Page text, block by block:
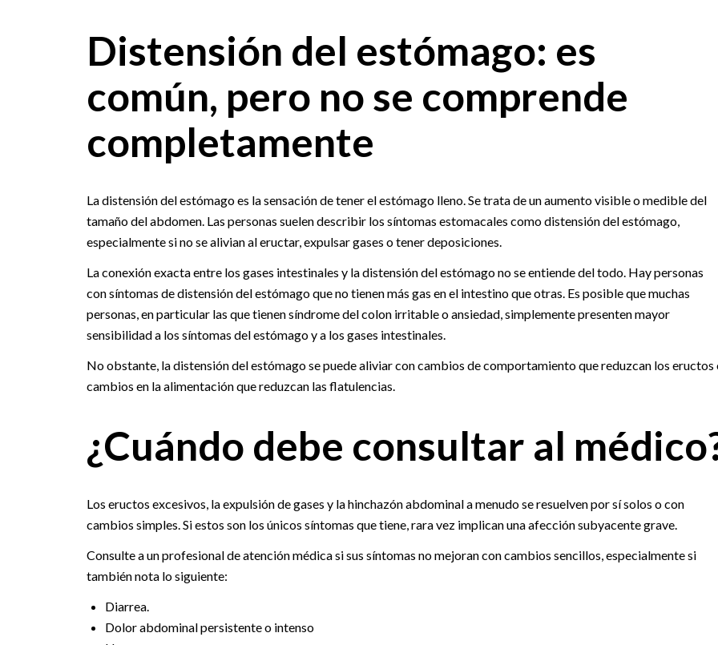
Distensión del estómago: es
común, pero no se comprende
completamente
La distensión del estómago es la sensación de tener el estómago lleno. Se trata de un aumento visible o medible del
tamaño del abdomen. Las personas suelen describir los síntomas estomacales como distensión del estómago,
especialmente si no se alivian al eructar, expulsar gases o tener deposiciones.
La conexión exacta entre los gases intestinales y la distensión del estómago no se entiende del todo. Hay personas
con síntomas de distensión del estómago que no tienen más gas en el intestino que otras. Es posible que muchas
personas, en particular las que tienen síndrome del colon irritable o ansiedad, simplemente presenten mayor
sensibilidad a los síntomas del estómago y a los gases intestinales.
No obstante, la distensión del estómago se puede aliviar con cambios de comportamiento que reduzcan los eructos
cambios en la alimentación que reduzcan las flatulencias.
¿Cuándo debe consultar al
Los eructos excesivos, la expulsión de gases y la hinchazón abdominal a menudo se resuelven por sí solos o con
cambios simples. Si estos son los únicos síntomas que tiene, rara vez implican una afección subyacente grave.
Consulte a un profesional de atención médica si sus síntomas no mejoran con cambios sencillos, especialmente si
también nota lo siguiente:
Diarrea.
Dolor abdominal persistente o intenso